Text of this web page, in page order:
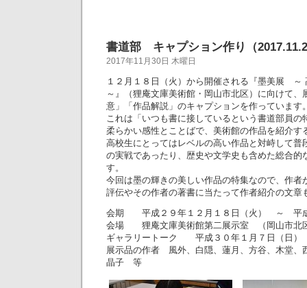
書道部 キャプション作り（
2017年11月30日 木曜日
１２月１８日（火）から開催される『墨美展 ～
～』（狸庵文庫美術館・岡山市北区）に向けて、
意」「作品解説」のキャプションを作っています
これは「いつも書に接しているという書道部員の
柔らかい感性とことばで、美術館の作品を紹介す
高校生にとってはレベルの高い作品と対峙して普
の実戦であったり、歴史や文学史も含めた総合的
す。
今回は墨の輝きの美しい作品の特集なので、作者
評伝やその作者の著書に当たって作者紹介の文章
会期 平成２９年１２月１８日（火） ～ 平成
会場 狸庵文庫美術館第二展示室 （岡山市北
ギャラリートーク 平成３０年１月７日（日）
展示品の作者 風外、白隠、蓮月、方谷、木堂、
晶子 等